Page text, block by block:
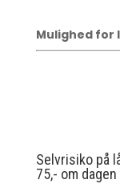
Mulighed for
Selvrisiko på
75,- om